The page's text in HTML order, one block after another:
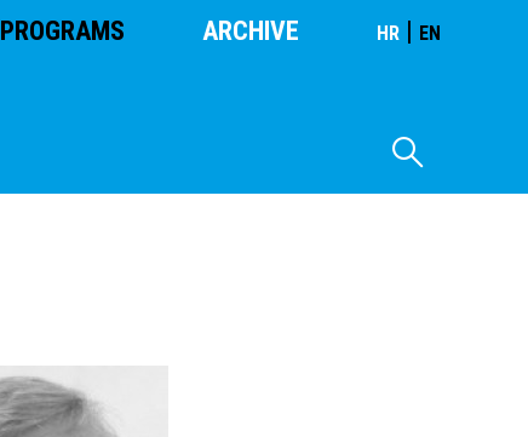
PROGRAMS ARCHIVE HR | EN